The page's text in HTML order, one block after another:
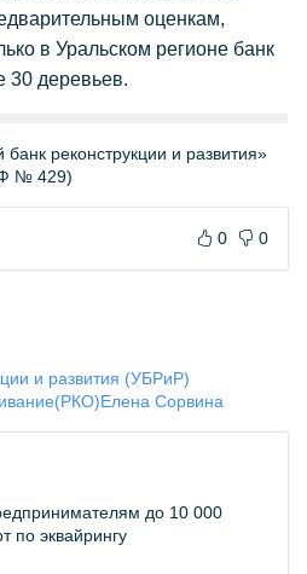
оценкам,
в Уральском регионе банк
30 деревьев.
реконструкции и развития»
№ 429)
0 0
и развития (УБРиР)
Елена Сорвина
до 10 000
по эквайрингу